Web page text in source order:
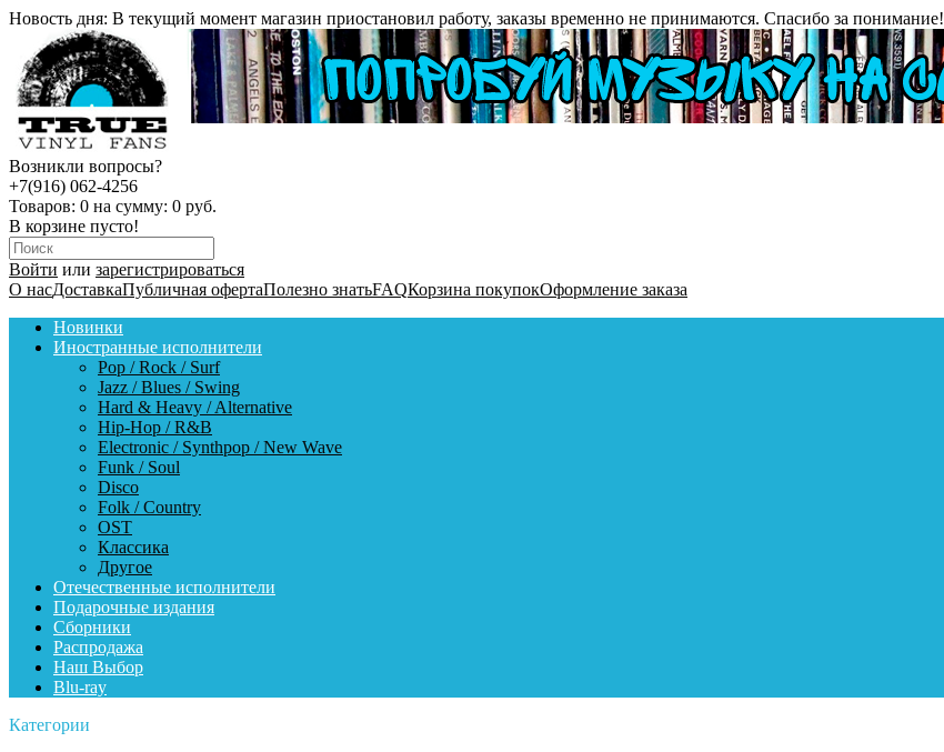
Новость дня: В текущий момент магазин приостановил работу, заказы временно не принимаются. Спасибо за понимание!
Возникли вопросы?
+7(916) 062-4256
Товаров: 0 на сумму: 0 руб.
В корзине пусто!
Войти или зарегистрироваться
О насДоставкаПубличная офертаПолезно знатьFAQКорзина покупокОформление заказа
Новинки
Иностранные исполнители
Pop / Rock / Surf
Jazz / Blues / Swing
Hard & Heavy / Alternative
Hip-Hop / R&B
Electronic / Synthpop / New Wave
Funk / Soul
Disco
Folk / Country
OST
Классика
Другое
Отечественные исполнители
Подарочные издания
Сборники
Распродажа
Наш Выбор
Blu-ray
Категории